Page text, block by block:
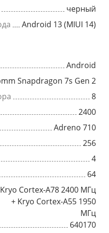
черный
Android 13 (MIUI 14)
Android
Snapdragon 7s Gen 2
8
2400
Adreno 710
256
4
64
Kryo Cortex-A78 2400 МГц
+ Kryo Cortex-A55 1950
МГц
640170